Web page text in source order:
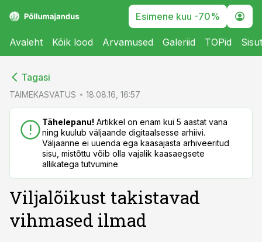
Esimene kuu -70%
Avaleht Kõik lood Arvamused Galeriid TOPid
Tagasi
TAIMEKASVATUS 18.08.16, 16:57
Tähelepanu! Artikkel on enam kui 5 aastat vana
ning kuulub väljaande digitaalsesse arhiivi.
Väljaanne ei uuenda ega kaasajasta arhiveeritud
sisu, mistõttu võib olla vajalik kaasaegsete
allikatega tutvumine
Viljalõikust takistavad
vihmased ilmad